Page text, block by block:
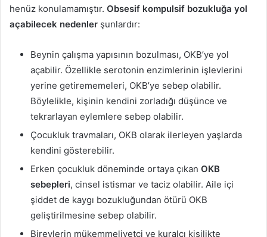
henüz konulamamıştır. Obsesif kompulsif bozukluğa yol
açabilecek nedenler şunlardır:
Beynin çalışma yapısının bozulması, OKB’ye yol
açabilir. Özellikle serotonin enzimlerinin işlevlerini
yerine getirememeleri, OKB’ye sebep olabilir.
Böylelikle, kişinin kendini zorladığı düşünce ve
tekrarlayan eylemlere sebep olabilir.
Çocukluk travmaları, OKB olarak ilerleyen yaşlarda
kendini gösterebilir.
Erken çocukluk döneminde ortaya çıkan OKB
sebepleri, cinsel istismar ve taciz olabilir. Aile içi
şiddet de kaygı bozukluğundan ötürü OKB
geliştirilmesine sebep olabilir.
Bireylerin mükemmeliyetçi ve kuralcı kişilikte